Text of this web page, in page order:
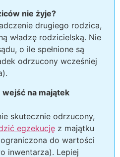
nie żyje?
drugiego rodzica,
władzę rodzicielską. Nie
o ile spełnione są
odrzucony wcześniej
na majątek
skutecznie odrzucony,
egzekucję z majątku
do wartości
inwentarza). Lepiej